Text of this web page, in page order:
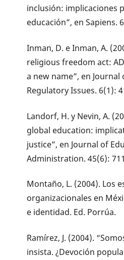
inclusión: implicaciones
educación”, en Sapiens.
Inman, D. e Inman, A.
religious freedom act:
a new name”, en Journal
Regulatory Issues. 6(1):
Landorf, H. y Nevin, A.
global education:
justice”, en Journal of
Administration. 45(6):
Montaño, L. (2004). Los
organizacionales en
e identidad. Ed. Porrúa.
Ramírez, J. (2004).
insista. ¿Devoción